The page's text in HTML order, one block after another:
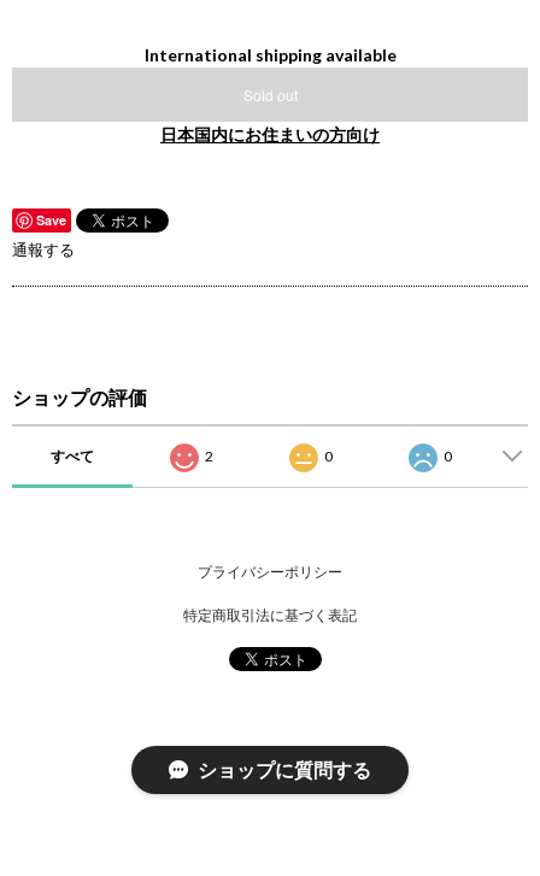
International shipping available
Sold out
日本国内にお住まいの方向け
Save
通報する
ショップの評価
すべて 2 0 0
プライバシーポリシー
特定商取引法に基づく表記
ショップに質問する